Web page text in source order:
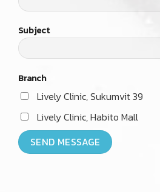
Subject
Branch
Lively Clinic, Sukumvit 39
Lively Clinic, Habito Mall